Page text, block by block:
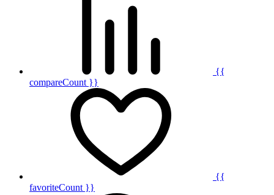
{{
compareCount }}
{{
favoriteCount }}